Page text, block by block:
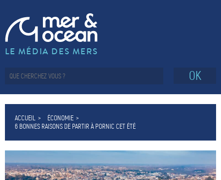
LE MÉDIA DES MERS
OK
ACCUEIL
ÉCONOMIE
6 BONNES RAISONS DE PARTIR À PORNIC CET ÉTÉ